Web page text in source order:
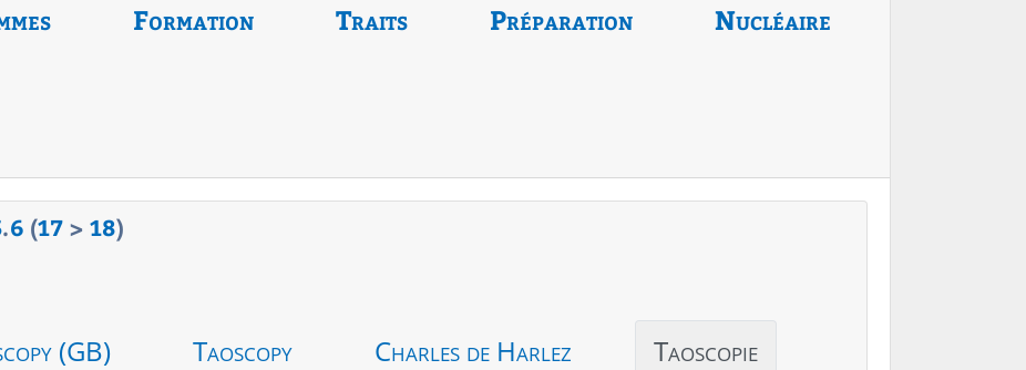
Formation Traits Préparation Nucléaire
.6 (17 > 18)
(GB) Taoscopy Charles de Harlez Taoscopie